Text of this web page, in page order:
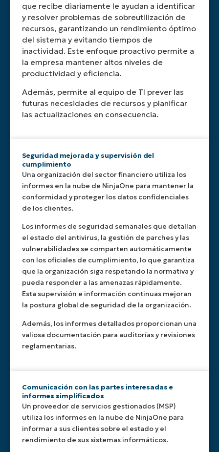
como
el
los
dispositivos,
el
estado
la
gestión
de
software
alertas
de
seguridad.
te
proporciona
una
visión
global
del
de
TI.
necesidades
de
su
organización.
Esta
flexibilidad
garantiza
que
informes
ofrezcan
información
toma
de
decisiones.
partes
interesadas
reciban
actualizaciones
periódicas
sin
esfuerzo
manual.
áreas
específicas
interés.
Esto
permite
realizar
y
solucionar
problemas.
lo
que
facilita
a
partes
interesadas
de
la
situación
TI.
alertas
de
seguridad
y
eventos
una
visibilidad
y
una
rápida
ante
posibles
que recibe diariamente le ayudan a identificar
y resolver problemas de sobreutilización de
recursos, garantizando un rendimiento óptimo
del sistema y evitando tiempos de
inactividad. Este enfoque proactivo permite a
la empresa mantener altos niveles de
productividad y eficiencia.
Además, permite al equipo de TI prever las
futuras necesidades de recursos y planificar
las actualizaciones en consecuencia.
Seguridad mejorada y supervisión del
cumplimiento
Una organización del sector financiero utiliza los
informes en la nube de NinjaOne para mantener la
conformidad y proteger los datos confidenciales
de los clientes.
Los informes de seguridad semanales que detallan
el estado del antivirus, la gestión de parches y las
vulnerabilidades se comparten automáticamente
con los oficiales de cumplimiento, lo que garantiza
que la organización siga respetando la normativa y
pueda responder a las amenazas rápidamente.
Esta supervisión e información continuas mejoran
la postura global de seguridad de la organización.
Además, los informes detallados proporcionan una
valiosa documentación para auditorías y revisiones
reglamentarias.
Comunicación con las partes interesadas e
informes simplificados
Un proveedor de servicios gestionados (MSP)
utiliza los informes en la nube de NinjaOne para
informar a sus clientes sobre el estado y el
rendimiento de sus sistemas informáticos.